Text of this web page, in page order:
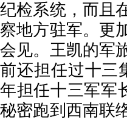
纪检系统，而且
察地方驻军。更
会见。王凯的军
前还担任过十三
年担任十三军军
秘密跑到西南联